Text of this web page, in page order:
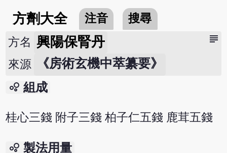
方劑大全 注音 搜尋
subject
方名 興陽保腎丹
來源 《房術玄機中萃纂要》
bubble_chart 組成
桂心三錢 附子三錢 柏子仁五錢 鹿茸五錢
bubble_chart 製法用量